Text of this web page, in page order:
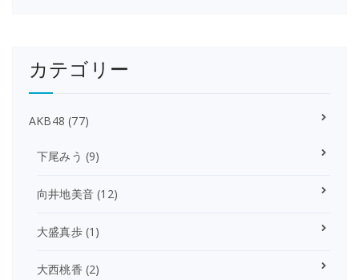
カテゴリー
AKB48 (77)
下尾みう (9)
向井地美音 (12)
大盛真歩(1)
大西桃香 (2)